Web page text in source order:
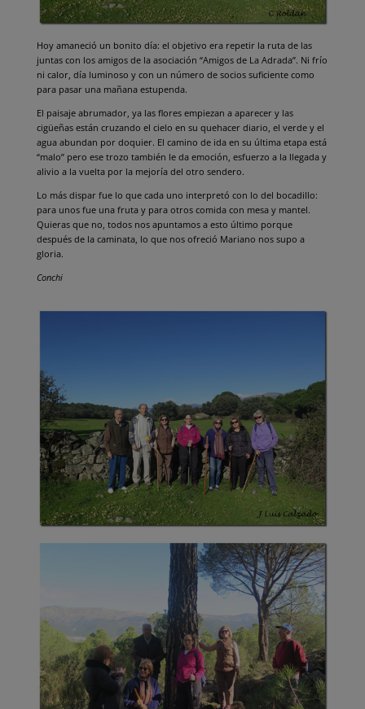
Hoy amaneció un bonito día: el objetivo era repetir la ruta de las
juntas con los amigos de la asociación “Amigos de La Adrada”. Ni frío
ni calor, día luminoso y con un número de socios suficiente como
para pasar una mañana estupenda.
El paisaje abrumador, ya las flores empiezan a aparecer y las
cigüeñas están cruzando el cielo en su quehacer diario, el verde y el
agua abundan por doquier. El camino de ida en su última etapa está
“malo” pero ese trozo también le da emoción, esfuerzo a la llegada y
alivio a la vuelta por la mejoría del otro sendero.
Lo más dispar fue lo que cada uno interpretó con lo del bocadillo:
para unos fue una fruta y para otros comida con mesa y mantel.
Quieras que no, todos nos apuntamos a esto último porque
después de la caminata, lo que nos ofreció Mariano nos supo a
gloria.
Conchi